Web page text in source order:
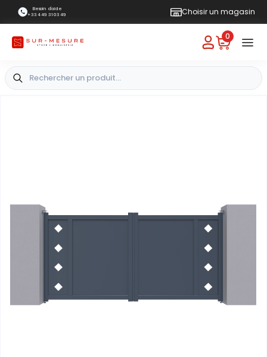
Besoin d'aide
+33 4 49 31 03 49
Choisir un magasin
0